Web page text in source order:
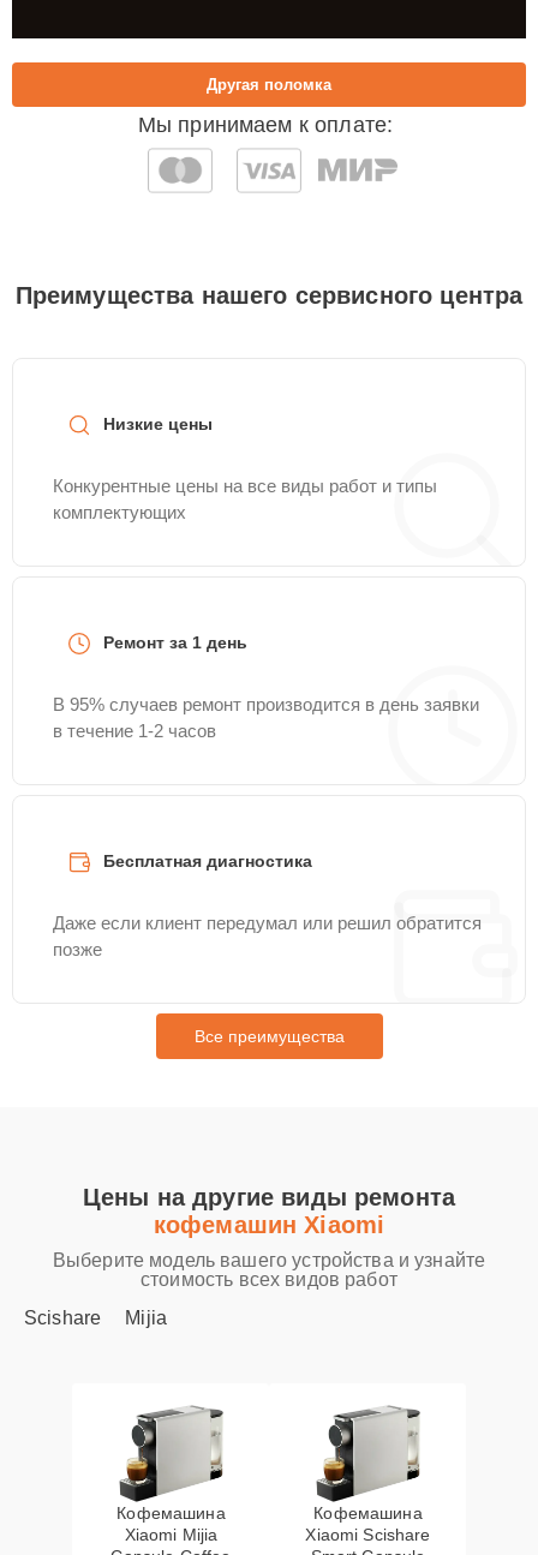
Мы принимаем к оплате:
Другая поломка
Преимущества нашего сервисного центра
Низкие цены
Конкурентные цены на все виды работ и типы
комплектующих
Ремонт за 1 день
В 95% случаев ремонт производится в день заявки
в течение 1-2 часов
Бесплатная диагностика
Даже если клиент передумал или решил обратится
позже
Все преимущества
Цены на другие виды ремонта
кофемашин Xiaomi
Выберите модель вашего устройства и узнайте
стоимость всех видов работ
Scishare
Mijia
Кофемашина
Xiaomi Mijia
Кофемашина
Xiaomi Scishare